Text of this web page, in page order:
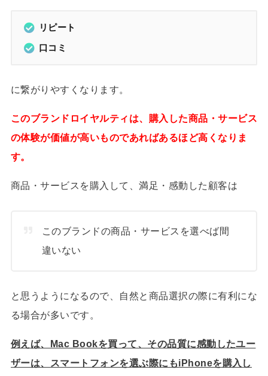
リピート
口コミ
に繋がりやすくなります。
このブランドロイヤルティは、購入した商品・サービス
の体験が価値が高いものであればあるほど高くなりま
す。
商品・サービスを購入して、満足・感動した顧客は
このブランドの商品・サービスを選べば間
違いない
と思うようになるので、自然と商品選択の際に有利にな
る場合が多いです。
例えば、Mac Bookを買って、その品質に感動したユー
ザーは、スマートフォンを選ぶ際にもiPhoneを購入し